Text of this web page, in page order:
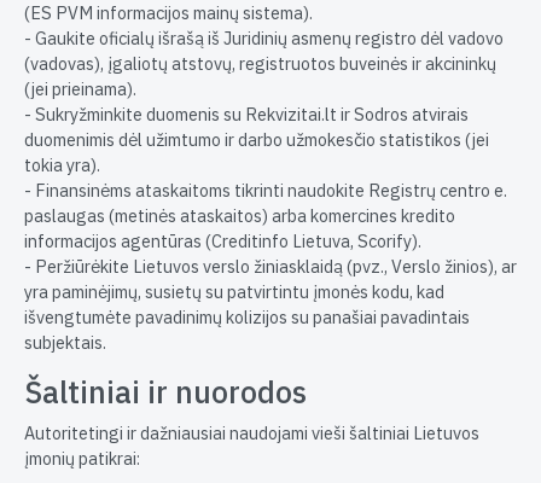
(ES PVM informacijos mainų sistema).
- Gaukite oficialų išrašą iš Juridinių asmenų registro dėl vadovo
(vadovas), įgaliotų atstovų, registruotos buveinės ir akcininkų
(jei prieinama).
- Sukryžminkite duomenis su Rekvizitai.lt ir Sodros atvirais
duomenimis dėl užimtumo ir darbo užmokesčio statistikos (jei
tokia yra).
- Finansinėms ataskaitoms tikrinti naudokite Registrų centro e.
paslaugas (metinės ataskaitos) arba komercines kredito
informacijos agentūras (Creditinfo Lietuva, Scorify).
- Peržiūrėkite Lietuvos verslo žiniasklaidą (pvz., Verslo žinios), ar
yra paminėjimų, susietų su patvirtintu įmonės kodu, kad
išvengtumėte pavadinimų kolizijos su panašiai pavadintais
subjektais.
Šaltiniai ir nuorodos
Autoritetingi ir dažniausiai naudojami vieši šaltiniai Lietuvos
įmonių patikrai: